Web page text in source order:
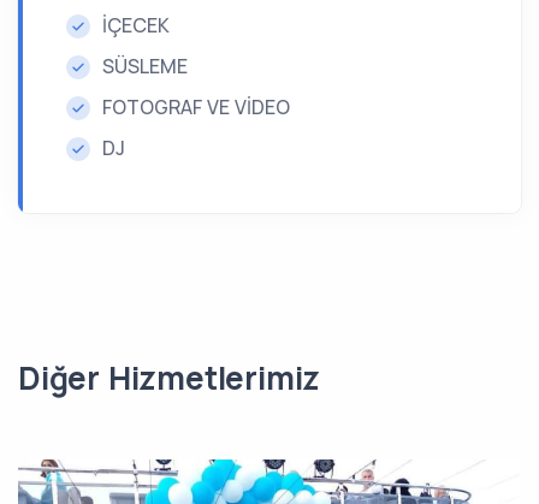
İÇECEK
SÜSLEME
FOTOGRAF VE VİDEO
DJ
Diğer Hizmetlerimiz